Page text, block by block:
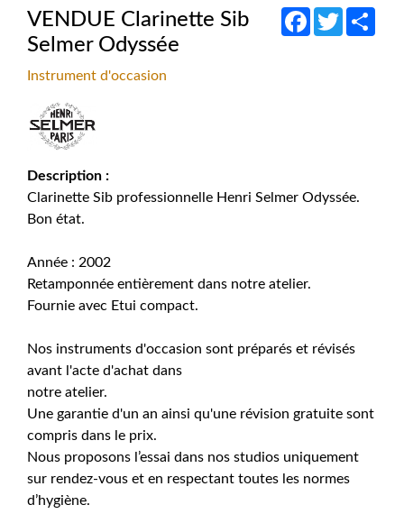
Facebook
Twitter
VENDUE Clarinette Sib
Selmer Odyssée
Instrument d'occasion
Description :
Clarinette Sib professionnelle Henri Selmer Odyssée.
Bon état.
Année : 2002
Retamponnée entièrement dans notre atelier.
Fournie avec Etui compact.
Nos instruments d'occasion sont préparés et révisés
avant l'acte d'achat dans
notre atelier.
Une garantie d'un an ainsi qu'une révision gratuite sont
compris dans le prix.
Nous proposons l’essai dans nos studios uniquement
sur rendez-vous et en respectant toutes les normes
d’hygiène.